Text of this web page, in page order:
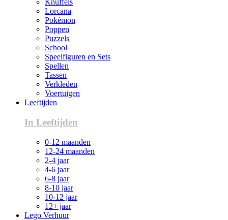
Knuffels
Lorcana
Pokémon
Poppen
Puzzels
School
Speelfiguren en Sets
Spellen
Tassen
Verkleden
Voertuigen
Leeftijden
In Leeftijden
0-12 maanden
12-24 maanden
2-4 jaar
4-6 jaar
6-8 jaar
8-10 jaar
10-12 jaar
12+ jaar
Lego Verhuur